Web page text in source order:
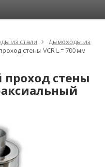
из стали
Дымоходы из
стены VCR L = 700 мм
стены